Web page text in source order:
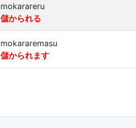
mokarareru
儲かられる
mokararemasu
儲かられます